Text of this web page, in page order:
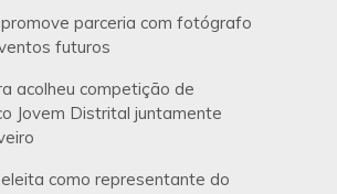
parceria com fotógrafo
futuros
acolheu competição de
Jovem Distrital juntamente
como representante do